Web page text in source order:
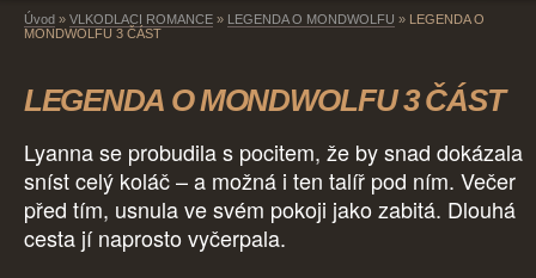
Úvod » VLKODLACI ROMANCE » LEGENDA O MONDWOLFU »
LEGENDA O
MONDWOLFU 3 ČÁST
LEGENDA O MONDWOLFU 3 ČÁST
Lyanna se probudila s pocitem, že by snad dokázala
sníst celý koláč – a možná i ten talíř pod ním. Večer
před tím, usnula ve svém pokoji jako zabitá. Dlouhá
cesta jí naprosto vyčerpala.